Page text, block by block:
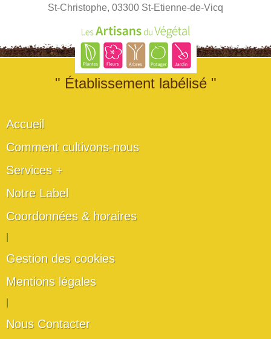
St-Christophe, 03300 St-Etienne-de-Vicq
" Établissement labélisé "
Accueil
Comment cultivons-nous
Services +
Notre Label
Coordonnées & horaires
Gestion des cookies
Mentions légales
Nous Contacter